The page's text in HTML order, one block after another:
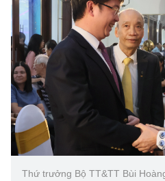
Thứ trưởng Bộ TT&TT Bùi